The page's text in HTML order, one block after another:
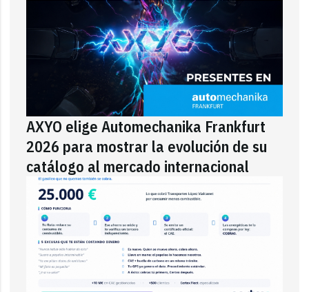
AXYO elige Automechanika Frankfurt
2026 para mostrar la evolución de su
catálogo al mercado internacional